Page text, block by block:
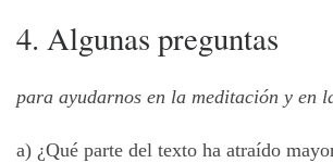
4. Algunas preguntas
para ayudarnos en la meditación y en
a) ¿Qué parte del texto ha atraído